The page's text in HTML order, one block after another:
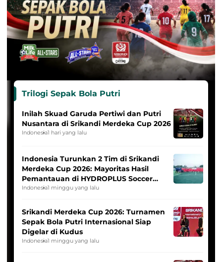
Trilogi Sepak Bola Putri
Inilah Skuad Garuda Pertiwi dan Putri
Nusantara di Srikandi Merdeka Cup 2026
Indonesia1 hari yang lalu
Indonesia Turunkan 2 Tim di Srikandi
Merdeka Cup 2026: Mayoritas Hasil
Pemantauan di HYDROPLUS Soccer
League
Indonesia1 minggu yang lalu
Srikandi Merdeka Cup 2026: Turnamen
Sepak Bola Putri Internasional Siap
Digelar di Kudus
Indonesia1 minggu yang lalu